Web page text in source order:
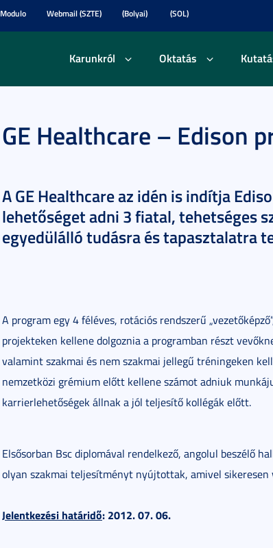
Modulo Webmail (SZTE) (Bolyai) (SOL)
Karunkról Oktatás
GE Healthcare – Edison
A GE Healthcare az idén is indítja
lehetőséget adni 3 fiatal, tehetséges
egyedülálló tudásra és tapasztalatra
A program egy 4 féléves, rotációs rendszerű
projekteken kellene dolgoznia a programban részt
valamint szakmai és nem szakmai jellegű tréningeken
nemzetközi grémium előtt kellene számot adniuk
karrierlehetőségek állnak a jól teljesítő kollégák előtt.
Elsősorban Bsc diplomával rendelkező, angolul beszélő
olyan szakmai teljesítményt nyújtottak, amivel
Jelentkezési határidő: 2012. 07. 06.